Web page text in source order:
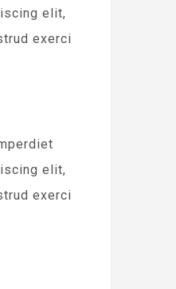
elit,
exerci
elit,
exerci